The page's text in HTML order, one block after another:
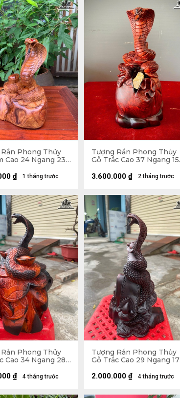
Phong Thủy
Cao 24 Ngang 23
1 tháng trước
₫
Tượng Rắn Phong Thủy
Gỗ Trắc Cao 37 Ngang 15
2 tháng trước
3.600.000 ₫
Phong Thủy
Cao 34 Ngang 28
4 tháng trước
₫
Tượng Rắn Phong Thủy
Gỗ Trắc Cao 29 Ngang 17
4 tháng trước
2.000.000 ₫